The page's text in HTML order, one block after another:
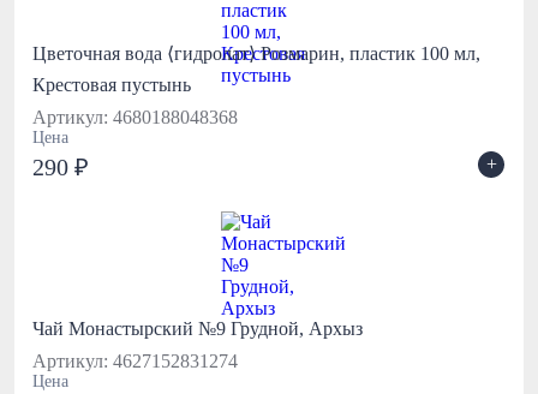
Цветочная вода ⟨гидролат⟩ Розмарин, пластик 100 мл,
Крестовая пустынь
Артикул: 4680188048368
Цена
290 ₽ +
Чай Монастырский №9 Грудной, Архыз
Артикул: 4627152831274
Цена